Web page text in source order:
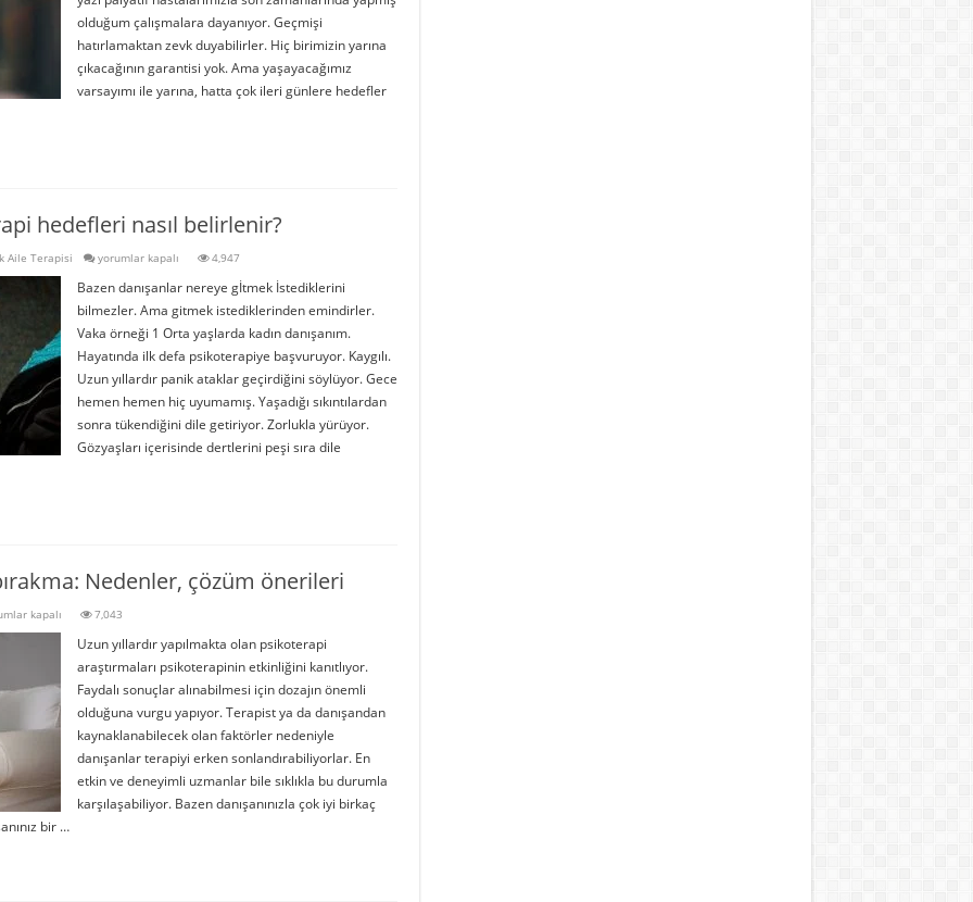
olduğum çalışmalara dayanıyor. Geçmişi
hatırlamaktan zevk duyabilirler. Hiç birimizin yarına
çıkacağının garantisi yok. Ama yaşayacağımız
varsayımı ile yarına, hatta çok ileri günlere hedefler
hedefleri nasıl belirlenir?
Aile Terapisi
Danışanın
psikoterapi
hedefleri
nasıl
belirlenir?
yorumlar kapalı 4,947
Bazen danışanlar nereye gİtmek İstediklerini
bilmezler. Ama gitmek istediklerinden emindirler.
Vaka örneği 1 Orta yaşlarda kadın danışanım.
Hayatında ilk defa psikoterapiye başvuruyor. Kaygılı.
Uzun yıllardır panik ataklar geçirdiğini söylüyor. Gece
hemen hemen hiç uyumamış. Yaşadığı sıkıntılardan
sonra tükendiğini dile getiriyor. Zorlukla yürüyor.
Gözyaşları içerisinde dertlerini peşi sıra dile
Nedenler, çözüm önerileri
kapalı 7,043
Uzun yıllardır yapılmakta olan psikoterapi
araştırmaları psikoterapinin etkinliğini kanıtlıyor.
Faydalı sonuçlar alınabilmesi için dozajın önemli
olduğuna vurgu yapıyor. Terapist ya da danışandan
kaynaklanabilecek olan faktörler nedeniyle
danışanlar terapiyi erken sonlandırabiliyorlar. En
etkin ve deneyimli uzmanlar bile sıklıkla bu durumla
karşılaşabiliyor. Bazen danışanınızla çok iyi birkaç
bir …